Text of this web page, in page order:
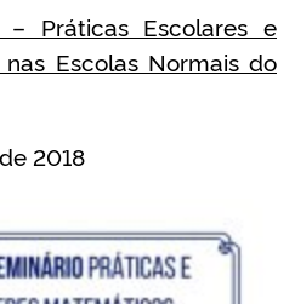
– Práticas Escolares e
Escolas Normais do
2018